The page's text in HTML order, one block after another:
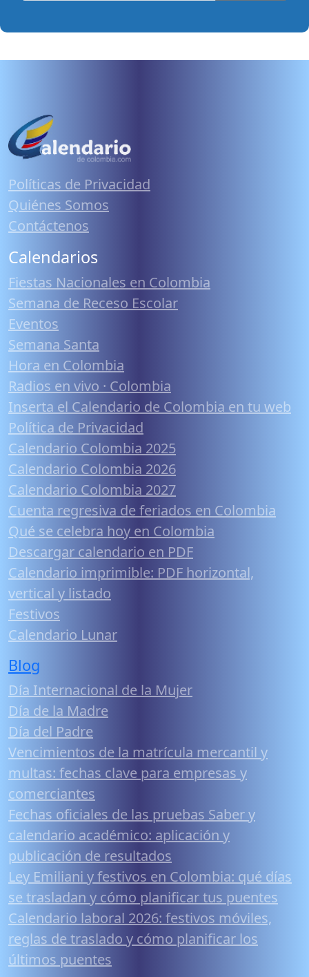
Políticas de Privacidad
Quiénes Somos
Contáctenos
Calendarios
Fiestas Nacionales en Colombia
Semana de Receso Escolar
Eventos
Semana Santa
Hora en Colombia
Radios en vivo · Colombia
Inserta el Calendario de Colombia en tu web
Política de Privacidad
Calendario Colombia 2025
Calendario Colombia 2026
Calendario Colombia 2027
Cuenta regresiva de feriados en Colombia
Qué se celebra hoy en Colombia
Descargar calendario en PDF
Calendario imprimible: PDF horizontal,
vertical y listado
Festivos
Calendario Lunar
Blog
Día Internacional de la Mujer
Día de la Madre
Día del Padre
Vencimientos de la matrícula mercantil y
multas: fechas clave para empresas y
comerciantes
Fechas oficiales de las pruebas Saber y
calendario académico: aplicación y
publicación de resultados
Ley Emiliani y festivos en Colombia: qué días
se trasladan y cómo planificar tus puentes
Calendario laboral 2026: festivos móviles,
reglas de traslado y cómo planificar los
últimos puentes